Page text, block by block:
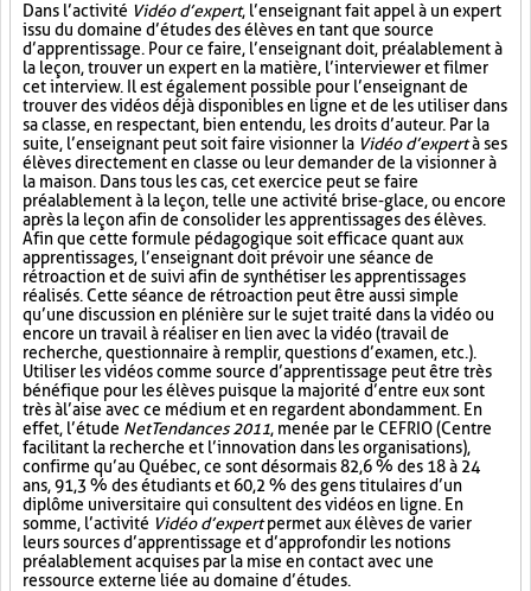
Dans l’activité Vidéo d’expert, l’enseignant fait appel à un expert
issu du domaine d’études des élèves en tant que source
d’apprentissage. Pour ce faire, l’enseignant doit, préalablement à
la leçon, trouver un expert en la matière, l’interviewer et filmer
cet interview. Il est également possible pour l’enseignant de
trouver des vidéos déjà disponibles en ligne et de les utiliser dans
sa classe, en respectant, bien entendu, les droits d’auteur. Par la
suite, l’enseignant peut soit faire visionner la Vidéo d’expertà ses
élèves directement en classe ou leur demander de la visionner à
la maison. Dans tous les cas, cet exercice peut se faire
préalablement à la leçon, telle une activité brise-glace, ou encore
après la leçon afin de consolider les apprentissages des élèves.
Afin que cette formule pédagogique soit efficace quant aux
apprentissages, l’enseignant doit prévoir une séance de
rétroaction et de suivi afin de synthétiser les apprentissages
réalisés. Cette séance de rétroaction peut être aussi simple
qu’une discussion en plénière sur le sujet traité dans la vidéo ou
encore un travail à réaliser en lien avec la vidéo (travail de
recherche, questionnaire à remplir, questions d’examen, etc.).
Utiliser les vidéos comme source d’apprentissage peut être très
bénéfique pour les élèves puisque la majorité d’entre eux sont
très à l’aise avec ce médium et en regardent abondamment. En
effet, l’étude NetTendances 2011, menée par le CEFRIO (Centre
facilitant la recherche et l’innovation dans les organisations),
confirme qu’au Québec, ce sont désormais 82,6 % des 18 à 24
ans, 91,3 % des étudiants et 60,2 % des gens titulaires d’un
diplôme universitaire qui consultent des vidéos en ligne. En
somme, l’activité Vidéo d’expertpermet aux élèves de varier
leurs sources d’apprentissage et d’approfondir les notions
préalablement acquises par la mise en contact avec une
ressource externe liée au domaine d’études.